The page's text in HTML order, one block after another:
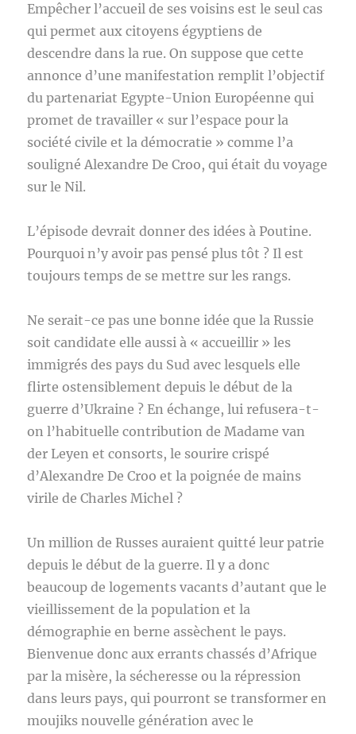
Empêcher l’accueil de ses voisins est le seul cas
qui permet aux citoyens égyptiens de
descendre dans la rue. On suppose que cette
annonce d’une manifestation remplit l’objectif
du partenariat Egypte-Union Européenne qui
promet de travailler « sur l’espace pour la
société civile et la démocratie » comme l’a
souligné Alexandre De Croo, qui était du voyage
sur le Nil.
L’épisode devrait donner des idées à Poutine.
Pourquoi n’y avoir pas pensé plus tôt ? Il est
toujours temps de se mettre sur les rangs.
Ne serait-ce pas une bonne idée que la Russie
soit candidate elle aussi à « accueillir » les
immigrés des pays du Sud avec lesquels elle
flirte ostensiblement depuis le début de la
guerre d’Ukraine ? En échange, lui refusera-t-
on l’habituelle contribution de Madame van
der Leyen et consorts, le sourire crispé
d’Alexandre De Croo et la poignée de mains
virile de Charles Michel ?
Un million de Russes auraient quitté leur patrie
depuis le début de la guerre. Il y a donc
beaucoup de logements vacants d’autant que le
vieillissement de la population et la
démographie en berne assèchent le pays.
Bienvenue donc aux errants chassés d’Afrique
par la misère, la sécheresse ou la répression
dans leurs pays, qui pourront se transformer en
moujiks nouvelle génération avec le